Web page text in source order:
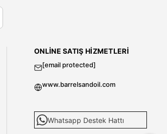
ONLINE SATIŞ HIZMETLERI
[email protected]
www.barrelsandoil.com
Whatsapp Destek Hattı